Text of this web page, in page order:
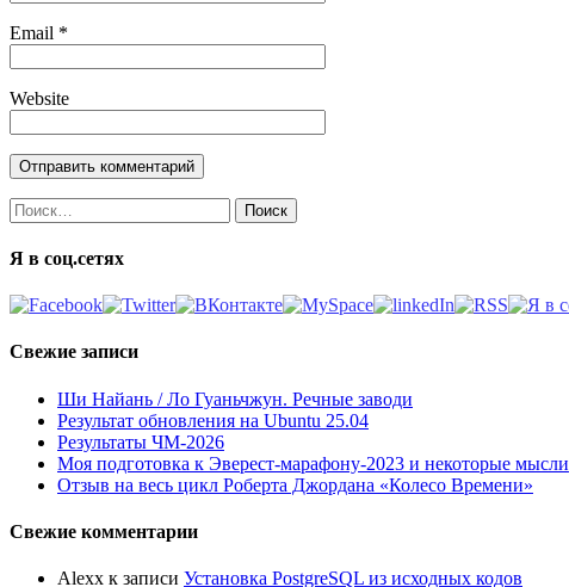
Email *
Website
Найти:
Я в соц.сетях
Свежие записи
Ши Найань / Ло Гуаньчжун. Речные заводи
Результат обновления на Ubuntu 25.04
Результаты ЧМ-2026
Моя подготовка к Эверест-марафону-2023 и некоторые мысли
Отзыв на весь цикл Роберта Джордана «Колесо Времени»
Свежие комментарии
Alexx к записи Установка PostgreSQL из исходных кодов